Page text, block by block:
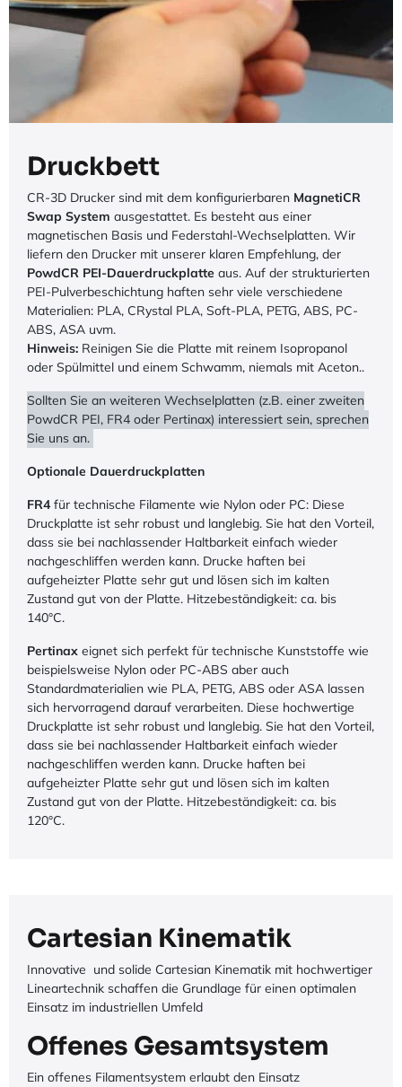
Druckbett
CR-3D Drucker sind mit dem konfigurierbaren MagnetiCR
Swap System ausgestattet. Es besteht aus einer
magnetischen Basis und Federstahl-Wechselplatten. Wir
liefern den Drucker mit unserer klaren Empfehlung, der
PowdCR PEI-Dauerdruckplatte aus. Auf der strukturierten
PEI-Pulverbeschichtung haften sehr viele verschiedene
Materialien: PLA, CRystal PLA, Soft-PLA, PETG, ABS, PC-
ABS, ASA uvm.
Hinweis: Reinigen Sie die Platte mit reinem Isopropanol
oder Spülmittel und einem Schwamm, niemals mit Aceton..
Sollten Sie an weiteren Wechselplatten (z.B. einer zweiten
PowdCR PEI, FR4 oder Pertinax) interessiert sein, sprechen
Sie uns an.
Optionale Dauerdruckplatten
FR4für technische Filamente wie Nylon oder PC: Diese
Druckplatte ist sehr robust und langlebig. Sie hat den Vorteil,
dass sie bei nachlassender Haltbarkeit einfach wieder
nachgeschliffen werden kann. Drucke haften bei
aufgeheizter Platte sehr gut und lösen sich im kalten
Zustand gut von der Platte. Hitzebeständigkeit: ca. bis
140°C.
Pertinax eignet sich perfekt für technische Kunststoffe wie
beispielsweise Nylon oder PC-ABS aber auch
Standardmaterialien wie PLA, PETG, ABS oder ASA lassen
sich hervorragend darauf verarbeiten. Diese hochwertige
Druckplatte ist sehr robust und langlebig. Sie hat den Vorteil,
dass sie bei nachlassender Haltbarkeit einfach wieder
nachgeschliffen werden kann. Drucke haften bei
aufgeheizter Platte sehr gut und lösen sich im kalten
Zustand gut von der Platte. Hitzebeständigkeit: ca. bis
120°C.
Cartesian Kinematik
Innovative und solide Cartesian Kinematik mit hochwertiger
Lineartechnik schaffen die Grundlage für einen optimalen
Einsatz im industriellen Umfeld
Offenes Gesamtsystem
Ein offenes Filamentsystem erlaubt den Einsatz